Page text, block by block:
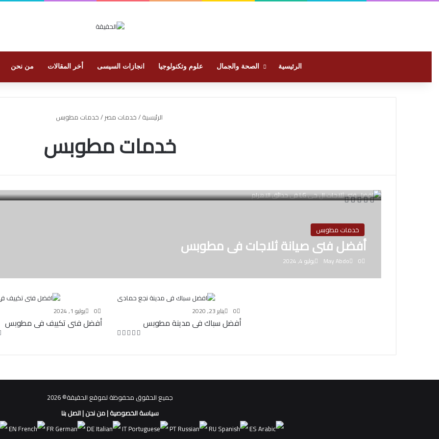
الرئيسية الصحة والجمال علوم وتكنولوجيا انجازات السيسى أخر المقالات من نحن
الرئيسية/خدمات مصر/خدمات مطوبس
خدمات مطوبس
خدمات مطوبس
أفضل فنى صيانة ثلاجات فى مطوبس
May Abdo يوليو 4, 2024 0
يوليو 1, 2024 0
أفضل فنى تكييف فى مطوبس
يناير 23, 2020 0
أفضل سباك فى مدينة مطوبس
جميع الحقوق محفوظة لموقع الحقيقة© 2026
سياسة الخصوصية|من نحن|اتصل بنا
EN FR DE IT PT RU
ES